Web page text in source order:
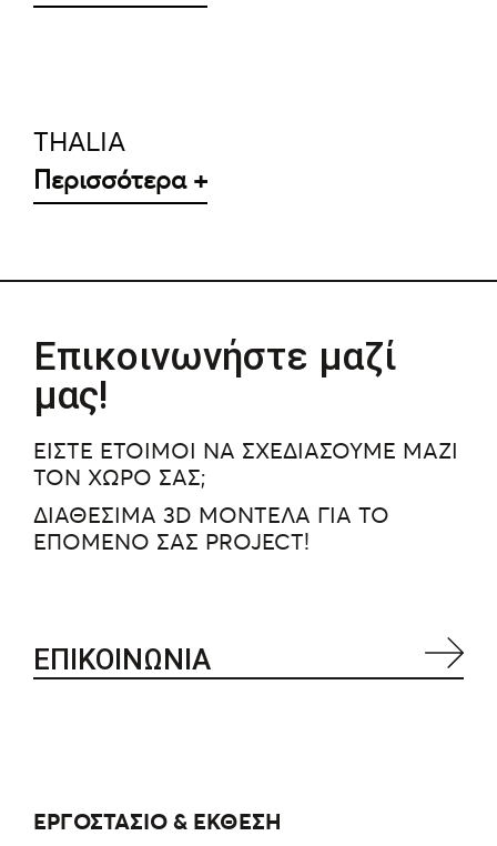
THALIA
Περισσότερα +
Επικοινωνήστε μαζί
μας!
ΕΙΣΤΕ ΕΤΟΙΜΟΙ ΝΑ ΣΧΕΔΙΑΣΟΥΜΕ ΜΑΖΙ
ΤΟΝ ΧΩΡΟ ΣΑΣ;
ΔΙΑΘΕΣΙΜΑ 3D ΜΟΝΤΕΛΑ ΓΙΑ ΤΟ
ΕΠΟΜΕΝΟ ΣΑΣ PROJECT!
ΕΠΙΚΟΙΝΩΝΙΑ
ΕΡΓΟΣΤΑΣΙΟ & ΕΚΘΕΣΗ